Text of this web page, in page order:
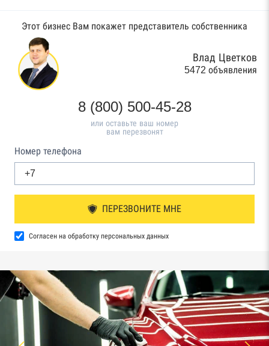
Этот бизнес Вам покажет представитель собственника
Влад Цветков
5472 объявления
8 (800) 500-45-28
или оставьте ваш номер
вам перезвонят
Номер телефона
ПЕРЕЗВОНИТЕ МНЕ
Согласен на обработку персональных данных